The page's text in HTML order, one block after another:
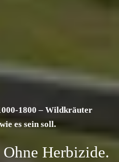
1800 – Wildkräuter
es sein soll.
Herbizide.